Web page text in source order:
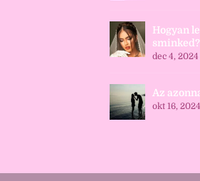
Hogyan
sminked?
dec 4, 2024
Az
okt 16, 2024